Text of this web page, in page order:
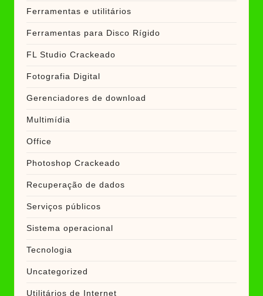
Ferramentas e utilitários
Ferramentas para Disco Rígido
FL Studio Crackeado
Fotografia Digital
Gerenciadores de download
Multimídia
Office
Photoshop Crackeado
Recuperação de dados
Serviços públicos
Sistema operacional
Tecnologia
Uncategorized
Utilitários de Internet